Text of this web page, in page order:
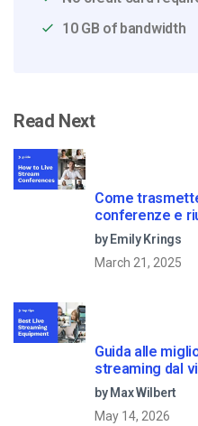
10 GB of bandwidth
Read Next
Come
by Emily Krings
March 21, 2025
Guida alle
by Max Wilbert
May 14, 2026